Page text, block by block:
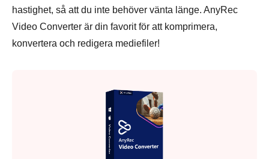
hastighet, så att du inte behöver vänta länge. AnyRec
Video Converter är din favorit för att komprimera,
konvertera och redigera mediefiler!